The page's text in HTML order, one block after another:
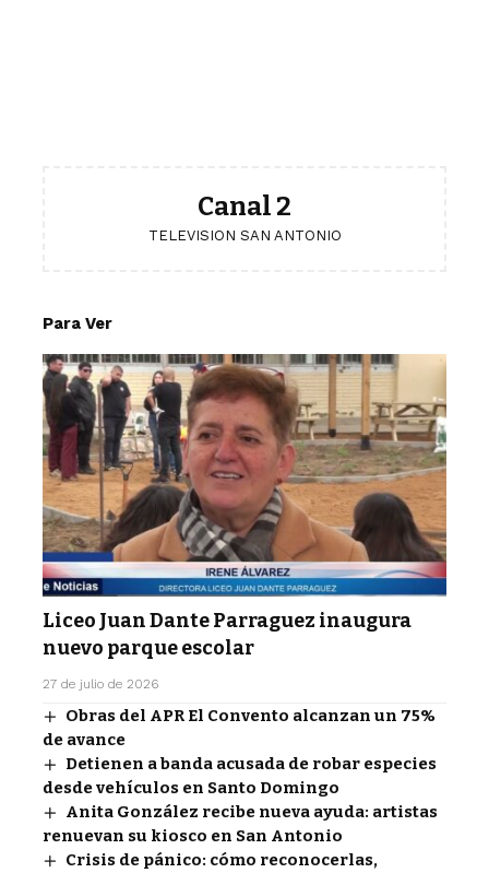
Canal 2
TELEVISION SAN ANTONIO
Para Ver
Liceo Juan Dante Parraguez inaugura
nuevo parque escolar
27 de julio de 2026
Obras del APR El Convento alcanzan un 75%
de avance
Detienen a banda acusada de robar especies
desde vehículos en Santo Domingo
Anita González recibe nueva ayuda: artistas
renuevan su kiosco en San Antonio
Crisis de pánico: cómo reconocerlas,